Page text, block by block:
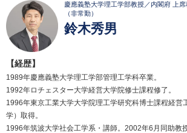
慶應義塾大学理工学部教授／内閣府 上
（非常勤）
鈴木秀男
【経歴】
1989年慶應義塾大学理工学部管理工学科卒業。
1992年ロチェスター大学経営大学院修士課程修了。
1996年東京工業大学大学院理工学研究科博士課程経営
学）取得。
1996年筑波大学社会工学系・講師。2002年6月同助教授